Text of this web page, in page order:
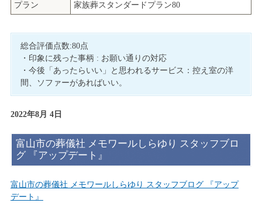
プラン 家族葬スタンダードプラン80
総合評価点数:80点
・印象に残った事柄 : お願い通りの対応
・今後「あったらいい」と思われるサービス：控え室の洋
間、ソファーがあればいい。
2022年8月 4日
富山市の葬儀社 メモワールしらゆり スタッフブロ
グ 『アップデート』
富山市の葬儀社 メモワールしらゆり スタッフブログ 『アップ
デート』